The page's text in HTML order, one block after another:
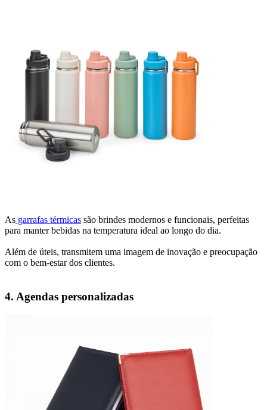
As garrafas térmicas são brindes modernos e funcionais, perfeitas
para manter bebidas na temperatura ideal ao longo do dia.
Além de úteis, transmitem uma imagem de inovação e preocupação
com o bem-estar dos clientes.
4. Agendas personalizadas